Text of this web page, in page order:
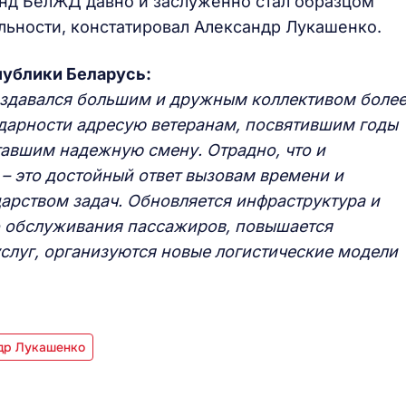
констатировал Александр Лукашенко.
Беларусь:
большим и дружным коллективом более
адресую ветеранам, посвятившим годы
надежную смену. Отрадно, что и
–это достойный ответ вызовам времени и
задач. Обновляется инфраструктура и
обслуживания пассажиров, повышается
организуются новые логистические модели
Лукашенко